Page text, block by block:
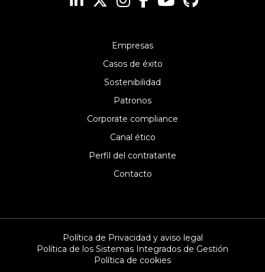
Empresas
Casos de éxito
Sostenibilidad
Patronos
Corporate compliance
Canal ético
Perfil del contratante
Contacto
Política de Privacidad y aviso legal
Política de los Sistemas Integrados de Gestión
Política de cookies